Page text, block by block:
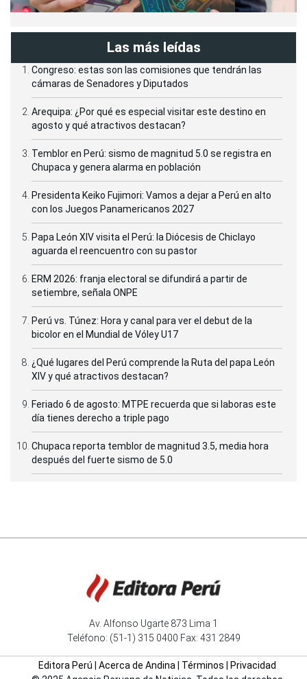
Las más leídas
Congreso: estas son las comisiones que tendrán las
cámaras de Senadores y Diputados
Arequipa: ¿Por qué es especial visitar este destino en
agosto y qué atractivos destacan?
Temblor en Perú: sismo de magnitud 5.0 se registra en
Chupaca y genera alarma en población
Presidenta Keiko Fujimori: Vamos a dejar a Perú en alto
con los Juegos Panamericanos 2027
Papa León XIV visita el Perú: la Diócesis de Chiclayo
aguarda el reencuentro con su pastor
ERM 2026: franja electoral se difundirá a partir de
setiembre, señala ONPE
Perú vs. Túnez: Hora y canal para ver el debut de la
bicolor en el Mundial de Vóley U17
¿Qué lugares del Perú comprende la Ruta del papa León
XIV y qué atractivos destacan?
Feriado 6 de agosto: MTPE recuerda que si laboras este
día tienes derecho a triple pago
Chupaca reporta temblor de magnitud 3.5, media hora
después del fuerte sismo de 5.0
Av. Alfonso Ugarte 873 Lima 1
Teléfono: (51-1) 315 0400 Fax: 431 2849
Editora Perú Acerca de Andina Términos
Privacidad